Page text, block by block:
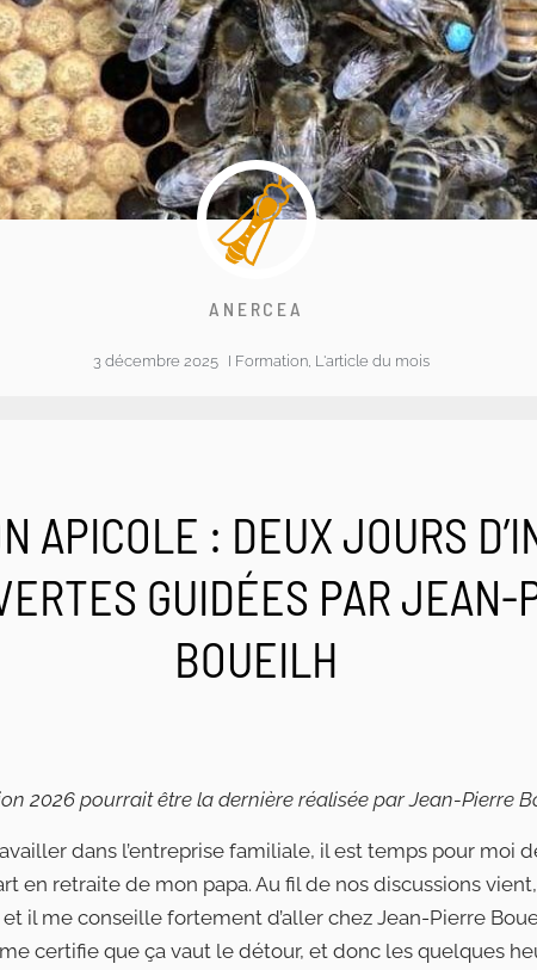
ANERCEA
3 décembre 2025 I Formation, L'article du mois
APICOLE : DEUX JOURS
GUIDÉES PAR JEAN-
BOUEILH
2026 pourrait être la dernière réalisée par Jean-Pierre
dans l’entreprise familiale, il est temps pour moi
en retraite de mon papa. Au fil de nos discussions
il me conseille fortement d’aller chez Jean-Pierre
certifie que ça vaut le détour, et donc les quelques